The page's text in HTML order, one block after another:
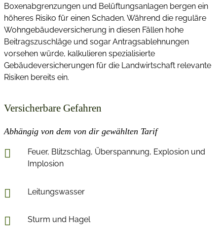
Boxenabgrenzungen und Belüftungsanlagen bergen ein
höheres Risiko für einen Schaden. Während die reguläre
Wohngebäudeversicherung in diesen Fällen hohe
Beitragszuschläge und sogar Antragsablehnungen
vorsehen würde, kalkulieren spezialisierte
Gebäudeversicherungen für die Landwirtschaft relevante
Risiken bereits ein.
Versicherbare Gefahren
Abhängig von dem von dir gewählten Tarif
Feuer, Blitzschlag, Überspannung, Explosion und
Implosion
Leitungswasser
Sturm und Hagel